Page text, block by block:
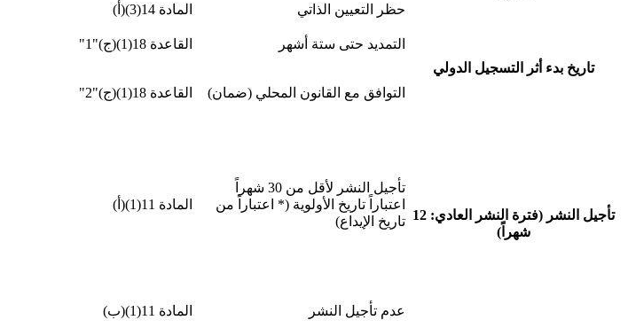
حظر التعيين الذاتي
المادة 14(3)(أ)
تاريخ بدء أثر التسجيل الدولي
التمديد حتى ستة أشهر القاعدة 18(1)(ج)"1"
التوافق مع القانون المحلي (ضمان) القاعدة 18(1)(ج)"2"
تأجيل النشر (فترة النشر العادي: 12
شهراً)
تأجيل النشر لأقل من 30 شهراً
اعتباراً تاريخ الأولوية (* اعتباراً من
تاريخ الإيداع)
المادة 11(1)(أ)
عدم تأجيل النشر المادة 11(1)(ب)